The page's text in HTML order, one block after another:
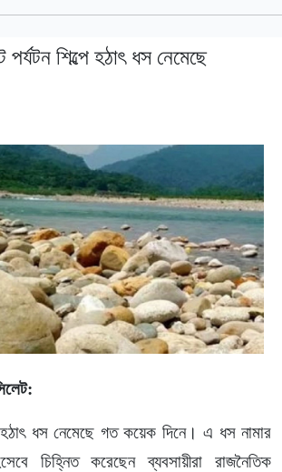
শিল্পে হঠাৎ ধস নেমেছে
হঠাৎ ধস নেমেছে গত কয়েক দিনে। এ ধস নামার
চিহ্নিত করেছেন ব্যবসায়ীরা রাজনৈতিক